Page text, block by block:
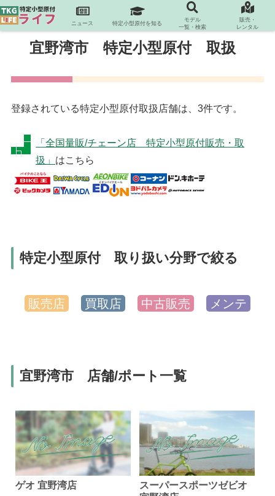
宜野湾市 特定小型原付 取扱
登録されている特定小型原付取扱店舗は、3件です。
「全国量販/チェーン店 特定小型原付販売・取
扱」 はこちら
特定小型原付 取り扱い分野で絞る
販売店 買取店 中古販売 メンテ
宜野湾市 店舗/ポート一覧
ゲオ 宜野湾店
スーパースポーツゼビオ
ニュース 特定小型原付を知る
モデル
一覧・検索
販売・
レンタル